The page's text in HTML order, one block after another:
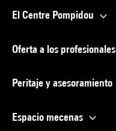
El Centre Pompidou
Oferta a los profesionales
Peritaje y asesoramiento
Espacio mecenas